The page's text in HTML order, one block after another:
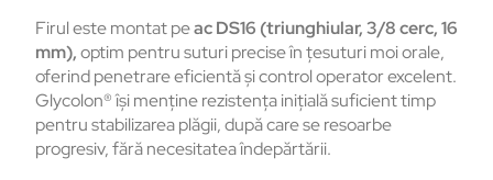
Firul este montat peac DS16 (triunghiular, 3/8 cerc, 16
mm),optim pentru suturi precise în țesuturi moi orale,
oferind penetrare eficientă și control operator excelent.
Glycolon® își menține rezistența inițială suficient timp
pentru stabilizarea plăgii, după care se resoarbe
progresiv, fără necesitatea îndepărtării.